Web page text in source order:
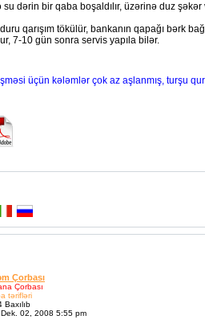
dərin bir qaba boşaldılır, üzərinə duz şəkər
qarışım tökülür, bankanın qapağı bərk
7-10 gün sonra servis yapıla bilər.
üçün kələmlər çok az aşlanmış, turşu
Çorbası
Çorbası
tərifləri
Baxılıb
02, 2008 5:55 pm